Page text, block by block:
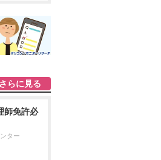
さらに見る
師免許必
ター